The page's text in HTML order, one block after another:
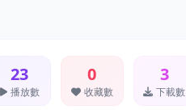
23
播放數
0
收藏數
3
下載數